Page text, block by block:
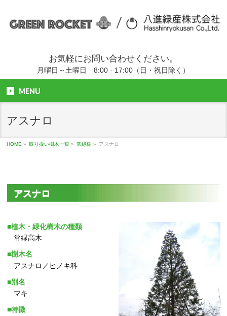
お気軽にお問い合わせください。
月曜日～土曜日 8:00 - 17:00（日・祝日除く）
MENU
アスナロ
HOME » 取り扱い樹木一覧 » 常緑樹 » アスナロ
アスナロ
■植木・緑化樹木の種類
常緑高木
■樹木名
アスナロ／ヒノキ科
■別名
マキ
■特徴